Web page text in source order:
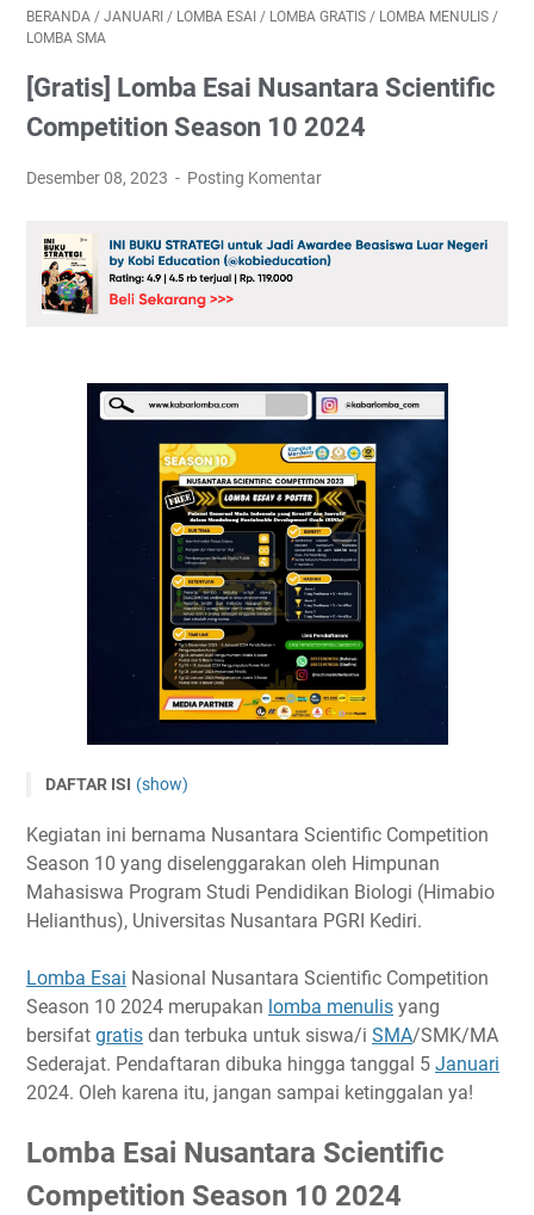
BERANDA / JANUARI / LOMBA ESAI / LOMBA GRATIS / LOMBA MENULIS /
LOMBA SMA
[Gratis] Lomba Esai Nusantara Scientific
Competition Season 10 2024
Desember 08, 2023 Posting Komentar
DAFTAR ISI (show)
2024
Tema dan Subtema
Timeline
Biaya Pendaftaran
Hadiah
Link Penting
Narahubung
Kegiatan ini bernama Nusantara Scientific Competition
Season 10 yang diselenggarakan oleh Himpunan
Mahasiswa Program Studi Pendidikan Biologi (Himabio
Helianthus), Universitas Nusantara PGRI Kediri.
Lomba Esai Nasional Nusantara Scientific Competition
Season 10 2024 merupakan lomba menulis yang
bersifat gratis dan terbuka untuk siswa/i SMA/SMK/MA
Sederajat. Pendaftaran dibuka hingga tanggal 5 Januari
2024. Oleh karena itu, jangan sampai ketinggalan ya!
Lomba Esai Nusantara Scientific
Competition Season 10 2024